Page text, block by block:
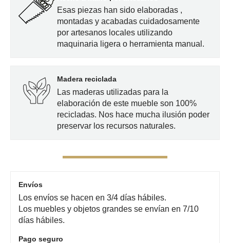
Esas piezas han sido elaboradas ,
montadas y acabadas cuidadosamente
por artesanos locales utilizando
maquinaria ligera o herramienta manual.
Madera reciclada
Las maderas utilizadas para la
elaboración de este mueble son 100%
recicladas. Nos hace mucha ilusión poder
preservar los recursos naturales.
Envíos
Los envíos se hacen en 3/4 días hábiles.
Los muebles y objetos grandes se envían en 7/10
días hábiles.
Pago seguro